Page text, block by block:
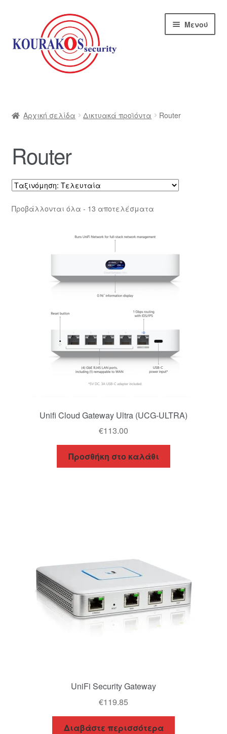
Απευθείας
μετάβαση
στην
πλοήγηση
Μετάβαση
περιεχόμενο
Μενού
Blog
Αρχική – kourakos
Επικοινωνία
Ολοκλήρωση παραγγελίας
Πληρωμές
Αρχική σελίδα Δικτυακά προϊόντα Router
Router
Προβάλλονται όλα - 13 αποτελέσματαSorted
Unifi Cloud Gateway Ultra (UCG-ULTRA)
€113.00
Προσθήκη στο καλάθι
UniFi Security Gateway
€119.85
Διαβάστε περισσότερα